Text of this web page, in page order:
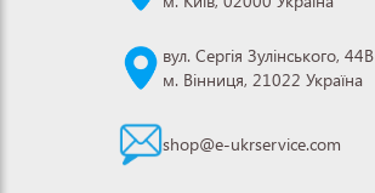
вул. Сергія Зулінського, 44В
м. Вінниця, 21022 Україна
shop@e-ukrservice.com